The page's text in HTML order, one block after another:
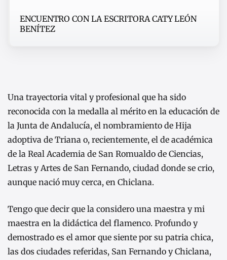
ENCUENTRO CON LA ESCRITORA CATY LEÓN
BENÍTEZ
Una trayectoria vital y profesional que ha sido
reconocida con la medalla al mérito en la educación de
la Junta de Andalucía, el nombramiento de Hija
adoptiva de Triana o, recientemente, el de académica
de la Real Academia de San Romualdo de Ciencias,
Letras y Artes de San Fernando, ciudad donde se crio,
aunque nació muy cerca, en Chiclana.
Tengo que decir que la considero una maestra y mi
maestra en la didáctica del flamenco. Profundo y
demostrado es el amor que siente por su patria chica,
las dos ciudades referidas, San Fernando y Chiclana,